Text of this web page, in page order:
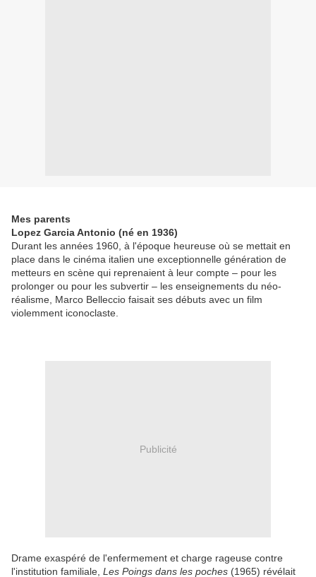
Mes parents
Lopez Garcia Antonio (né en 1936)
Durant les années 1960, à l'époque heureuse où se mettait en
place dans le cinéma italien une exceptionnelle génération de
metteurs en scène qui reprenaient à leur compte – pour les
prolonger ou pour les subvertir – les enseignements du néo-
réalisme, Marco Belleccio faisait ses débuts avec un film
violemment iconoclaste.
Publicité
Drame exaspéré de l'enfermement et charge rageuse contre
l'institution familiale, Les Poings dans les poches (1965) révélait